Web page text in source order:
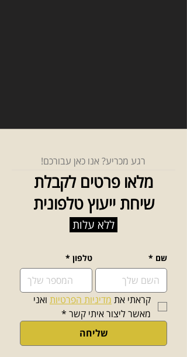
רגע מכריע? אנו כאן עבורכם!
מלאו פרטים לקבלת
שיחת ייעוץ טלפונית
ללא עלות
שם * טלפון *
קראתי את מדיניות הפרטיות
מאשר ליצור איתי קשר *
שליחה